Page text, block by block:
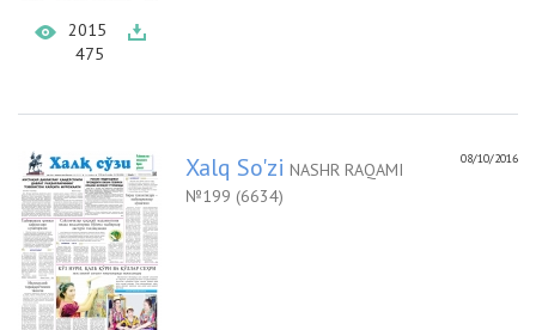
2015
475
08/10/2016
Xalq So'zi NASHR RAQAMI
№199 (6634)